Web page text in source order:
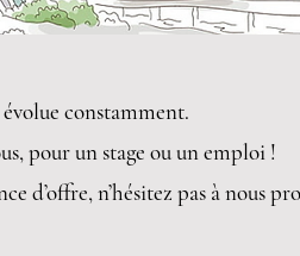
constamment.
pour un stage ou un emploi !
d’offre, n’hésitez pas à nous